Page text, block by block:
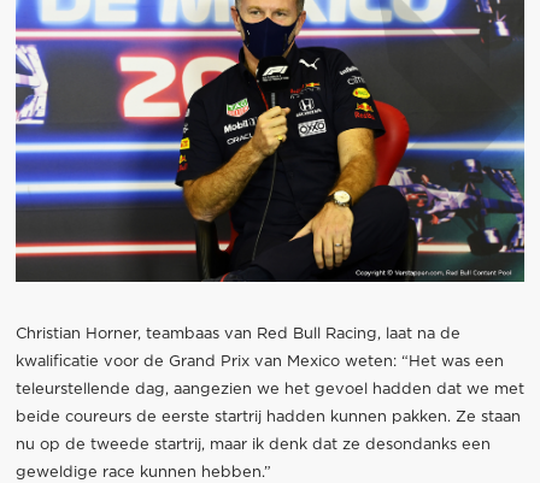
Christian Horner, teambaas van Red Bull Racing, laat na de
kwalificatie voor de Grand Prix van Mexico weten: “Het was een
teleurstellende dag, aangezien we het gevoel hadden dat we met
beide coureurs de eerste startrij hadden kunnen pakken. Ze staan
nu op de tweede startrij, maar ik denk dat ze desondanks een
geweldige race kunnen hebben.”